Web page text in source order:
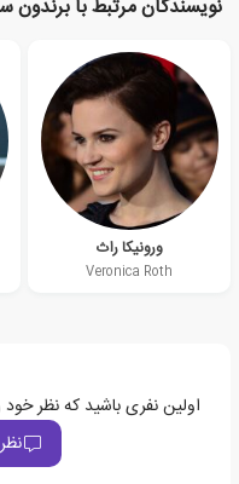
نویسندگان مرتبط با برندون
ورونیکا راث
Veronica Roth
اولین نفری باشید که نظر